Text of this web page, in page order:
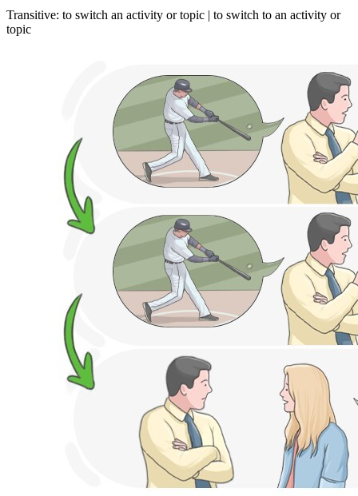
Transitive: to switch an activity or topic | to switch to an activity or
topic